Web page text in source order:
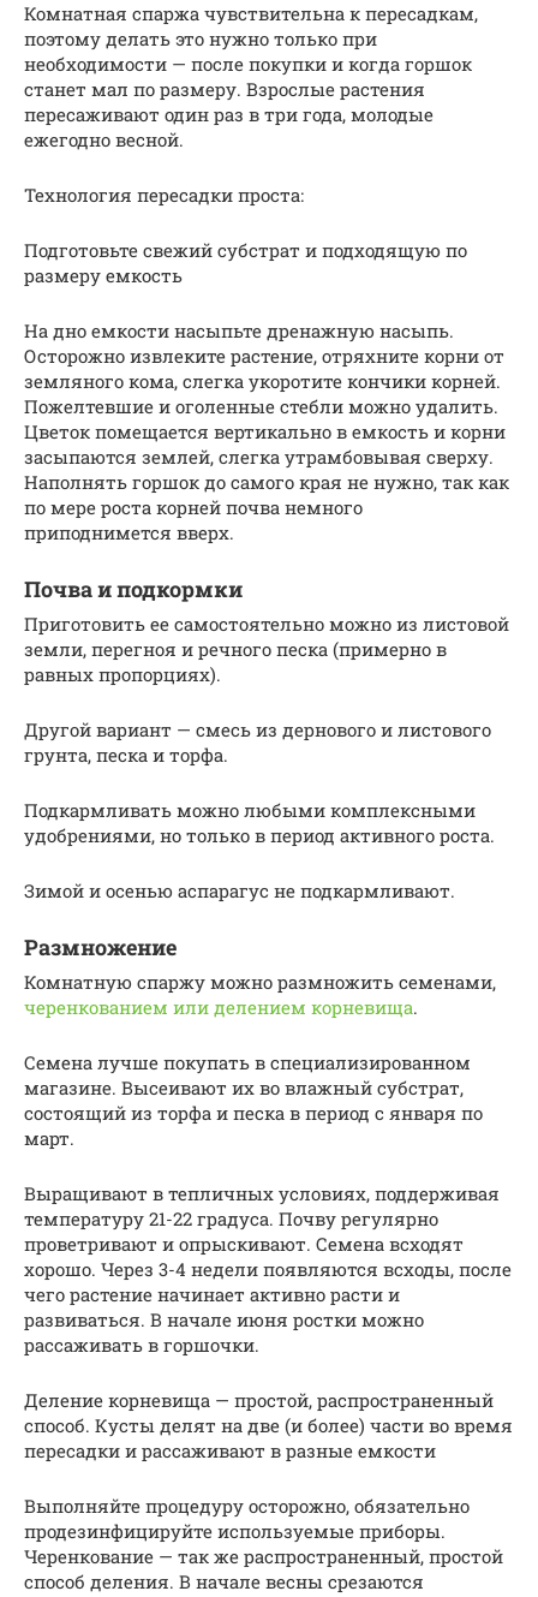
Комнатная спаржа чувствительна к пересадкам,
поэтому делать это нужно только при
необходимости — после покупки и когда горшок
станет мал по размеру. Взрослые растения
пересаживают один раз в три года, молодые
ежегодно весной.
Технология пересадки проста:
Подготовьте свежий субстрат и подходящую по
размеру емкость
На дно емкости насыпьте дренажную насыпь.
Осторожно извлеките растение, отряхните корни от
земляного кома, слегка укоротите кончики корней.
Пожелтевшие и оголенные стебли можно удалить.
Цветок помещается вертикально в емкость и корни
засыпаются землей, слегка утрамбовывая сверху.
Наполнять горшок до самого края не нужно, так как
по мере роста корней почва немного
приподнимется вверх.
Почва и подкормки
Приготовить ее самостоятельно можно из листовой
земли, перегноя и речного песка (примерно в
равных пропорциях).
Другой вариант — смесь из дернового и листового
грунта, песка и торфа.
Подкармливать можно любыми комплексными
удобрениями, но только в период активного роста.
Зимой и осенью аспарагус не подкармливают.
Размножение
Комнатную спаржу можно размножить семенами,
черенкованием или делением корневища.
Семена лучше покупать в специализированном
магазине. Высеивают их во влажный субстрат,
состоящий из торфа и песка в период с января по
март.
Выращивают в тепличных условиях, поддерживая
температуру 21-22 градуса. Почву регулярно
проветривают и опрыскивают. Семена всходят
хорошо. Через 3-4 недели появляются всходы, после
чего растение начинает активно расти и
развиваться. В начале июня ростки можно
рассаживать в горшочки.
Деление корневища — простой, распространенный
способ. Кусты делят на две (и более) части во время
пересадки и рассаживают в разные емкости
Выполняйте процедуру осторожно, обязательно
продезинфицируйте используемые приборы.
Черенкование — так же распространенный, простой
способ деления. В начале весны срезаются